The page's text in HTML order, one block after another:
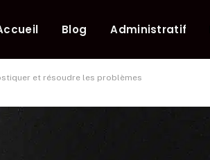
Blog Administratif
et résoudre les problèmes